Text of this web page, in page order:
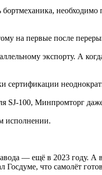
на первые после
экспорту. А
сертификации
100, Минпромторг
исполнении.
— ещё в 2023 году. А
Госдуме, что самолёт